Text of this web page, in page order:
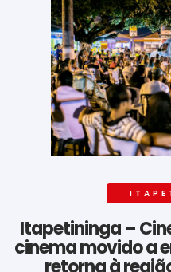
Itapetininga –
cinema movido a
retorna à